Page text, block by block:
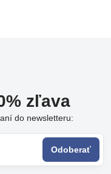
zľava
do newsletteru:
Odoberať